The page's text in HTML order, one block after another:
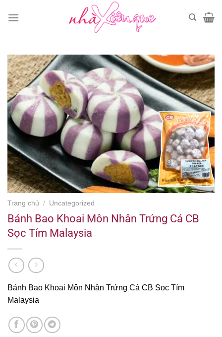
đến
Trang chủ / Uncategorized
Bánh Bao Khoai Môn Nhân Trứng Cá CB
Sọc Tím Malaysia
Bánh Bao Khoai Môn Nhân Trứng Cá CB Sọc Tím
Malaysia